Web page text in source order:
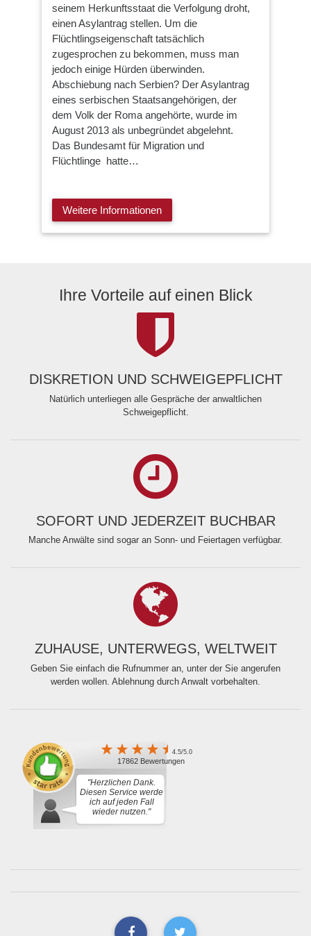
seinem Herkunftsstaat die Verfolgung droht,
einen Asylantrag stellen. Um die
Flüchtlingseigenschaft tatsächlich
zugesprochen zu bekommen, muss man
jedoch einige Hürden überwinden.
Abschiebung nach Serbien? Der Asylantrag
eines serbischen Staatsangehörigen, der
dem Volk der Roma angehörte, wurde im
August 2013 als unbegründet abgelehnt.
Das Bundesamt für Migration und
Flüchtlinge hatte…
Weitere Informationen
Ihre Vorteile auf einen Blick
DISKRETION UND SCHWEIGEPFLICHT
Natürlich unterliegen alle Gespräche der anwaltlichen
Schweigepflicht.
SOFORT UND JEDERZEIT BUCHBAR
Manche Anwälte sind sogar an Sonn- und Feiertagen verfügbar.
ZUHAUSE, UNTERWEGS, WELTWEIT
Geben Sie einfach die Rufnummer an, unter der Sie angerufen
werden wollen. Ablehnung durch Anwalt vorbehalten.
4.5/5.0
17862 Bewertungen
"Herzlichen Dank.
Diesen Service werde
ich auf jeden Fall
wieder nutzen."